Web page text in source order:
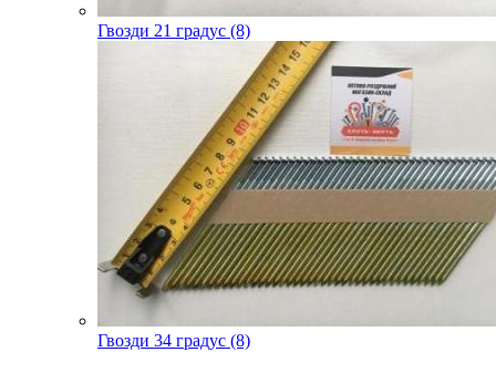
Гвозди 21 градус (8)
Гвозди 34 градус (8)